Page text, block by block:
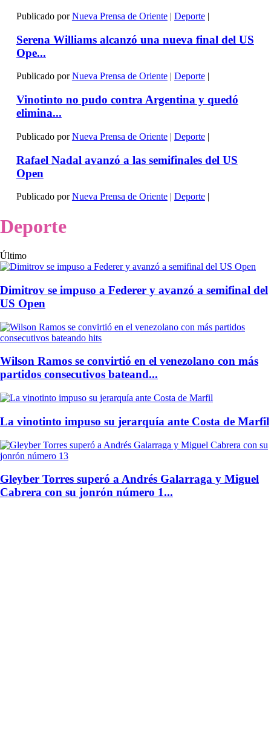
Publicado porNueva Prensa de Oriente| Deporte|
Serena Williams alcanzó una nueva final del US
Ope...
Publicado porNueva Prensa de Oriente| Deporte|
Vinotinto no pudo contra Argentina y quedó
elimina...
Publicado porNueva Prensa de Oriente| Deporte|
Rafael Nadal avanzó a las semifinales del US
Open
Publicado porNueva Prensa de Oriente| Deporte|
Deporte
Último
Dimitrov se impuso a Federer y avanzó a semifinal del
US Open
Wilson Ramos se convirtió en el venezolano con más
partidos consecutivos bateand...
La vinotinto impuso su jerarquía ante Costa de Marfil
Gleyber Torres superó a Andrés Galarraga y Miguel
Cabrera con su jonrón número 1...